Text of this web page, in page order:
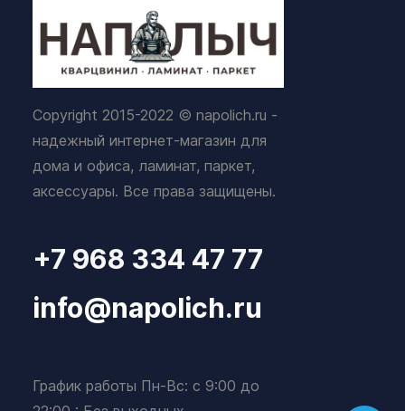
Copyright 2015-2022 © napolich.ru -
надежный интернет-магазин для
дома и офиса, ламинат, паркет,
аксессуары. Все права защищены.
+7 968 334 47 77
info@napolich.ru
График работы Пн-Вс: с 9:00 до